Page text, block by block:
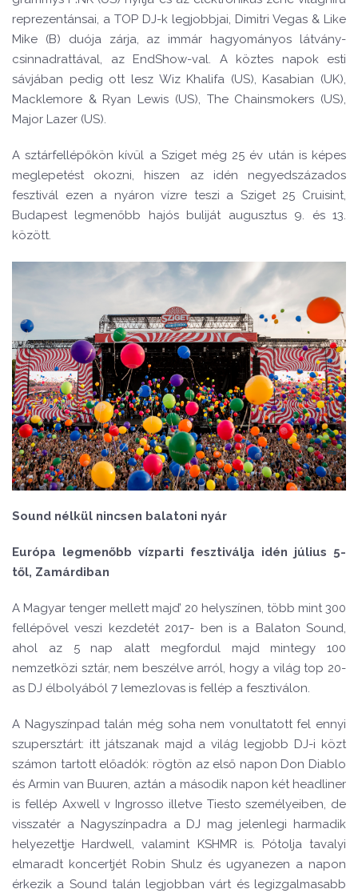
reprezentánsai, a TOP DJ-k legjobbjai, Dimitri Vegas & Like
Mike (B) duója zárja, az immár hagyományos látvány-
csinnadrattával, az EndShow-val. A köztes napok esti
sávjában pedig ott lesz Wiz Khalifa (US), Kasabian (UK),
Macklemore & Ryan Lewis (US), The Chainsmokers (US),
Major Lazer (US).
A sztárfellépőkön kívül a Sziget még 25 év után is képes
meglepetést okozni, hiszen az idén negyedszázados
fesztivál ezen a nyáron vízre teszi a Sziget 25 Cruisint,
Budapest legmenőbb hajós buliját augusztus 9. és 13.
között.
Sound nélkül nincsen balatoni nyár
Európa legmenőbb vízparti fesztiválja idén július 5-
től, Zamárdiban
A Magyar tenger mellett majd’ 20 helyszínen, több mint 300
fellépővel veszi kezdetét 2017- ben is a Balaton Sound,
ahol az 5 nap alatt megfordul majd mintegy 100
nemzetközi sztár, nem beszélve arról, hogy a világ top 20-
as DJ élbolyából 7 lemezlovas is fellép a fesztiválon.
A Nagyszínpad talán még soha nem vonultatott fel ennyi
szupersztárt: itt játszanak majd a világ legjobb DJ-i közt
számon tartott előadók: rögtön az első napon Don Diablo
és Armin van Buuren, aztán a második napon két headliner
is fellép Axwell v Ingrosso illetve Tiesto személyeiben, de
visszatér a Nagyszínpadra a DJ mag jelenlegi harmadik
helyezettje Hardwell, valamint KSHMR is. Pótolja tavalyi
elmaradt koncertjét Robin Shulz és ugyanezen a napon
érkezik a Sound talán legjobban várt és legizgalmasabb